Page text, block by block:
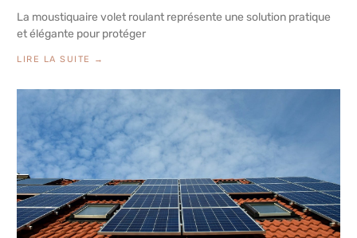
La moustiquaire volet roulant représente une solution pratique
et élégante pour protéger
LIRE LA SUITE →